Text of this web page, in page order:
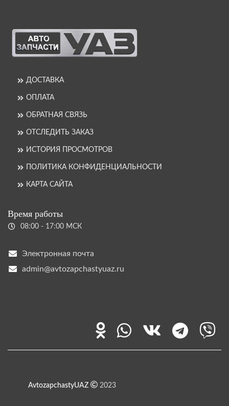
ДОСТАВКА
ОПЛАТА
ОБРАТНАЯ СВЯЗЬ
ОТСЛЕДИТЬ ЗАКАЗ
ИСТОРИЯ ПРОСМОТРОВ
ПОЛИТИКА КОНФИДЕНЦИАЛЬНОСТИ
КАРТА САЙТА
Время работы
08:00 - 17:00 МСК
Электронная почта
admin@avtozapchastyuaz.ru
AvtozapchastyUAZ 2023